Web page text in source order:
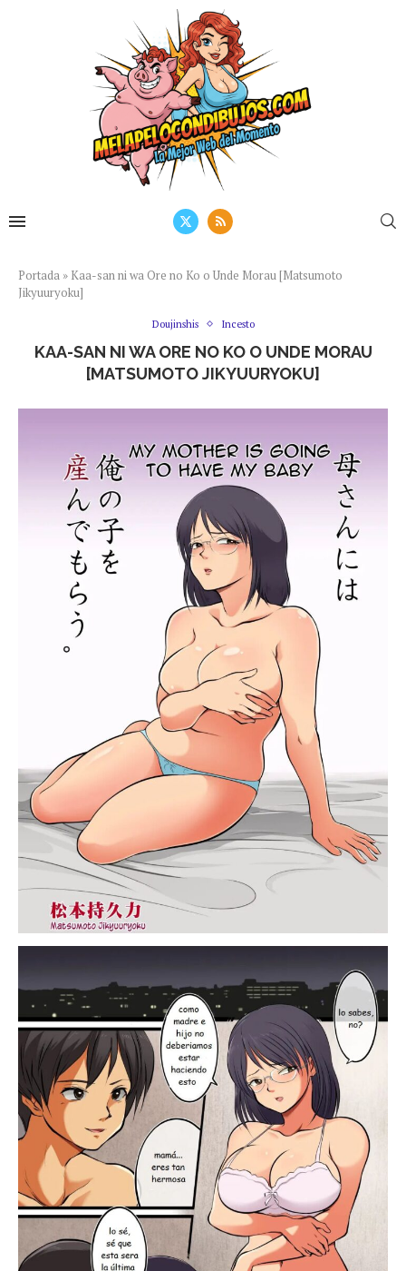
Portada » Kaa-san ni wa Ore no Ko o Unde Morau [Matsumoto
Jikyuuryoku]
Doujinshis Incesto
KAA-SAN NI WA ORE NO KO O UNDE MORAU
[MATSUMOTO JIKYUURYOKU]